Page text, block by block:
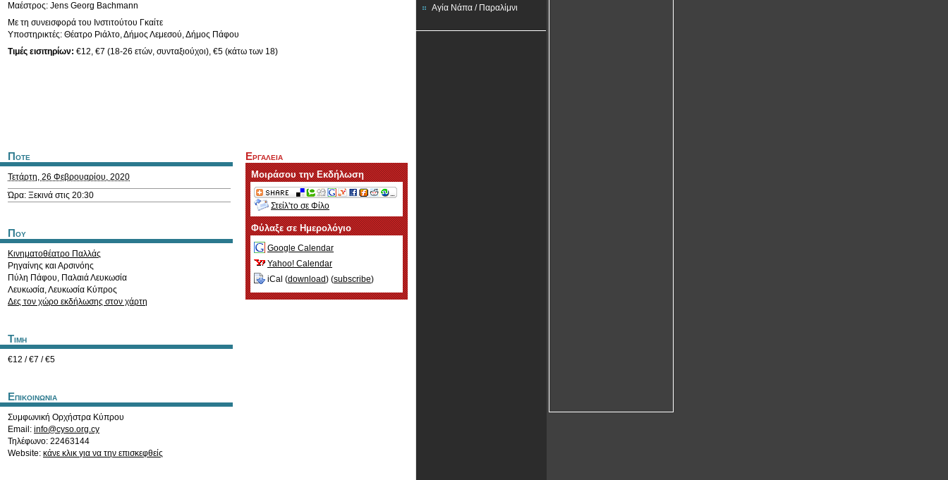
Μαέστρος: Jens Georg Bachmann
Με τη συνεισφορά του Ινστιτούτου Γκαίτε
Υποστηρικτές: Θέατρο Ριάλτο, Δήμος Λεμεσού, Δήμος Πάφου
Τιμές εισιτηρίων: €12, €7 (18-26 ετών, συνταξιούχοι), €5 (κάτω των 18)
Ποτε
Τετάρτη, 26 Φεβρουαρίου, 2020
Ώρα: Ξεκινά στις 20:30
Που
Κινηματοθέατρο Παλλάς
Ρηγαίνης και Αρσινόης
Πύλη Πάφου, Παλαιά Λευκωσία
Λευκωσία,Λευκωσία Κύπρος
Δες τον χώρο εκδήλωσης στον χάρτη
Τιμη
€12 / €7 / €5
Επικοινωνια
Συμφωνική Ορχήστρα Κύπρου
Email: info@cyso.org.cy
Τηλέφωνο: 22463144
Website: κάνε κλικ για να την επισκεφθείς
Εργαλεια
Μοιράσου την Εκδήλωση
Στείλ'το σε Φίλο
Φύλαξε σε Ημερολόγιο
Google Calendar
Yahoo! Calendar
iCal (download) (subscribe)
Αγία Νάπα / Παραλίμνι